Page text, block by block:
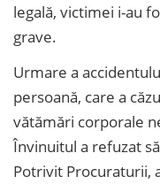
legală, victimei i-au
grave.
Urmare a
persoană, care a
vătămări corporale
Învinuitul a refuzat
Potrivit Procuraturii,